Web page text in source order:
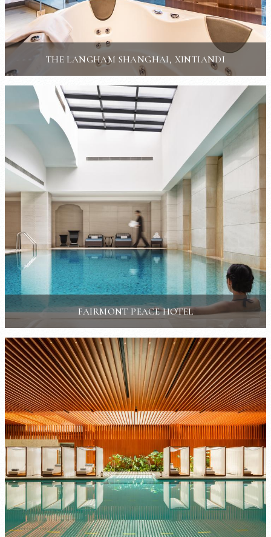
THE LANGHAM SHANGHAI, XINTIANDI
FAIRMONT PEACE HOTEL